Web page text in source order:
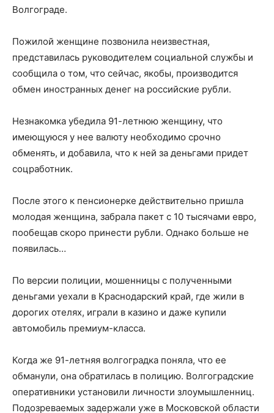
Волгограде.
Пожилой женщине позвонила неизвестная,
представилась руководителем социальной службы и
сообщила о том, что сейчас, якобы, производится
обмен иностранных денег на российские рубли.
Незнакомка убедила 91-летнюю женщину, что
имеющуюся у нее валюту необходимо срочно
обменять, и добавила, что к ней за деньгами придет
соцработник.
После этого к пенсионерке действительно пришла
молодая женщина, забрала пакет с 10 тысячами евро,
пообещав скоро принести рубли. Однако больше не
появилась…
По версии полиции, мошенницы с полученными
деньгами уехали в Краснодарский край, где жили в
дорогих отелях, играли в казино и даже купили
автомобиль премиум-класса.
Когда же 91-летняя волгоградка поняла, что ее
обманули, она обратилась в полицию. Волгоградские
оперативники установили личности злоумышленниц.
Подозреваемых задержали уже в Московской области